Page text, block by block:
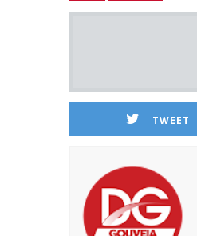
TWEET